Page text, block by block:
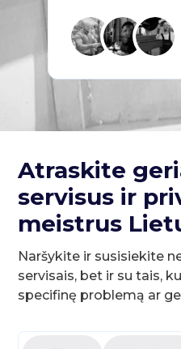
Atraskite
servisus ir
meistrus
Naršykite ir susisiekite
servisais, bet ir su tais,
specifinę problemą ar